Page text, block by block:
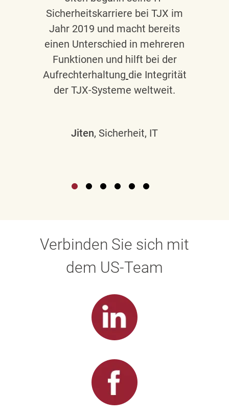
Sicherheitskarriere bei TJX im
Jahr 2019 und macht bereits
einen Unterschied in mehreren
Funktionen und hilft bei der
Aufrechterhaltung die Integrität
der TJX-Systeme weltweit.
Jiten, Sicherheit, IT
Verbinden Sie sich mit
dem US-Team